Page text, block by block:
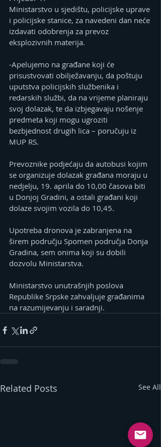
Ministarstvo u sjedištu, policijske uprave
i policijske stanice, za navedeni dan neće
izdavati odobrenja za prevoz
eksplozivnih materija.
-Apelujemo na građane koji će
prisustvovati obilježavanju, da poštuju
uputstva policijskih službenika i
redarskih službi, da na vrijeme planiraju
svoj dolazak, te da izbjegavaju nošenje
predmeta koji mogu ugroziti
bezbjednost drugih lica – poručuju iz
MUP RS.
Prevoznike podjećaju da autobusi kojim
se organizuje dolazak građana moraju u
nedjelju, 19. aprila do 10,00 časova biti
u Donjoj Gradini, a ostali građani koji
dolaze svojim vozila do 10,45.
Upotreba dronova je zabranjena na
širem području Spomen područja Donja
Gradina, sem onima koji su dobili
dozvolu Ministarstva.
Ministarstvo unutrašnjih poslova
Republike Srpske zahvaljuje građanima
na razumijevanju i saradnji.
Related Posts See All